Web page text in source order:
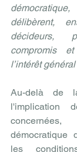
délibèrent,
décideurs,
compromis
l’intérêt général
Au-delà de
l'implication
démocratique
les